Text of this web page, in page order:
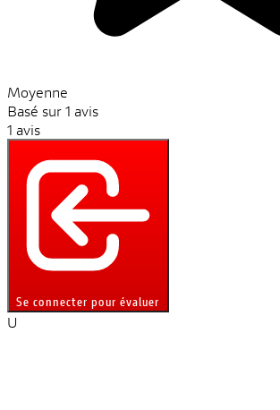
Moyenne
Basé sur 1 avis
1 avis
Se connecter pour évaluer
U